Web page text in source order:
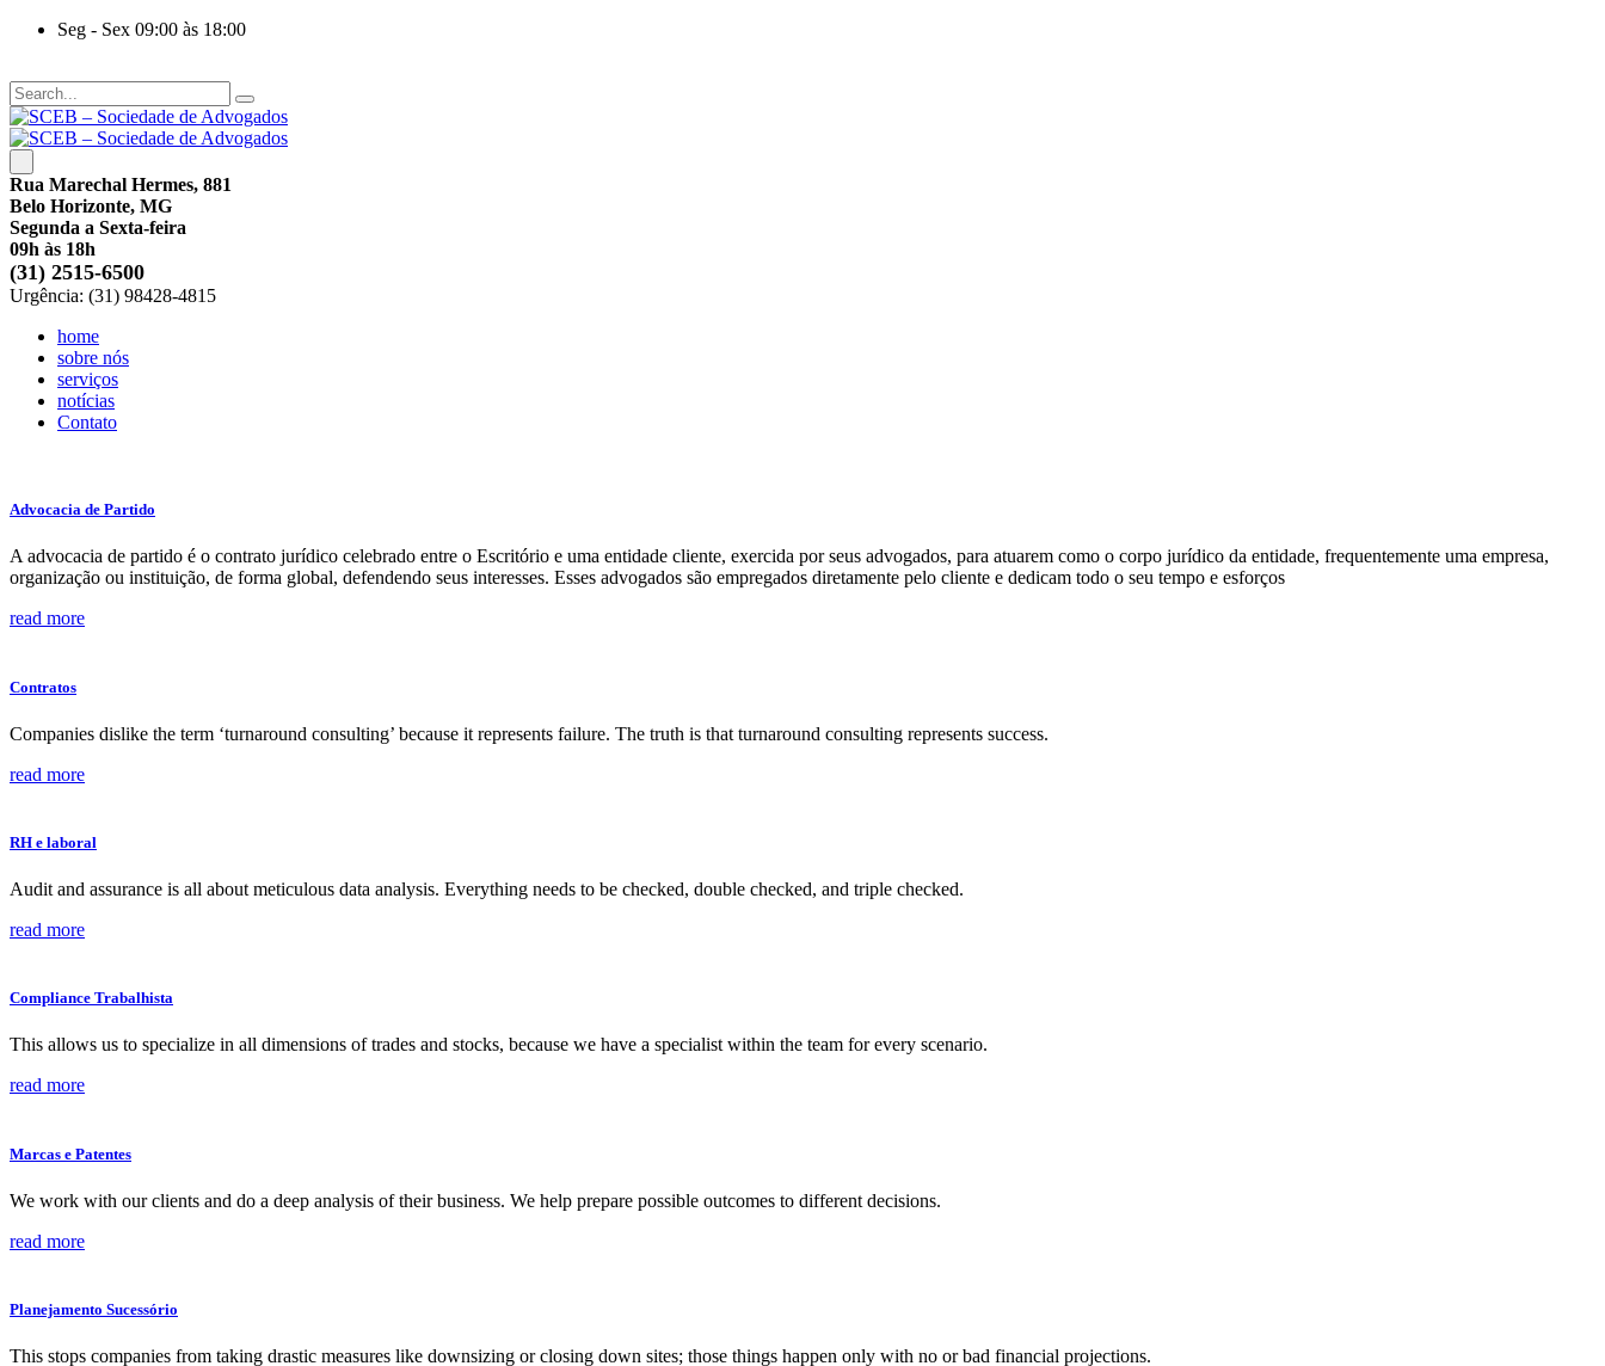
Seg - Sex 09:00 às 18:00
Rua Marechal Hermes, 881
Belo Horizonte, MG
Segunda a Sexta-feira
09h às 18h
(31) 2515-6500
Urgência: (31) 98428-4815
home
sobre nós
serviços
notícias
Contato
Advocacia de Partido
A advocacia de partido é o contrato jurídico celebrado entre o Escritório e uma entidade cliente, exercida por seus advogados, para atuarem como o corpo jurídico da entidade, frequentemente uma empresa,
organização ou instituição, de forma global, defendendo seus interesses. Esses advogados são empregados diretamente pelo cliente e dedicam todo o seu tempo e esforços
read more
Contratos
Companies dislike the term ‘turnaround consulting’ because it represents failure. The truth is that turnaround consulting represents success.
read more
RH e laboral
Audit and assurance is all about meticulous data analysis. Everything needs to be checked, double checked, and triple checked.
read more
Compliance Trabalhista
This allows us to specialize in all dimensions of trades and stocks, because we have a specialist within the team for every scenario.
read more
Marcas e Patentes
We work with our clients and do a deep analysis of their business. We help prepare possible outcomes to different decisions.
read more
Planejamento Sucessório
This stops companies from taking drastic measures like downsizing or closing down sites; those things happen only with no or bad financial projections.